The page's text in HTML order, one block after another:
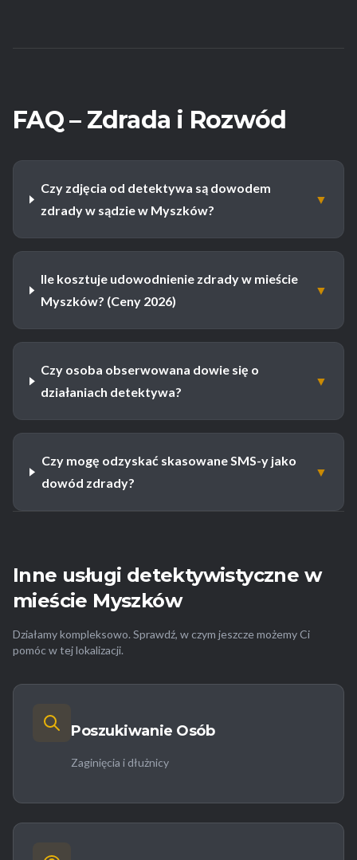
FAQ – Zdrada i Rozwód
Czy zdjęcia od detektywa są dowodem
zdrady w sądzie w Myszków?
▼
Ile kosztuje udowodnienie zdrady w mieście
Myszków? (Ceny 2026)
▼
Czy osoba obserwowana dowie się o
działaniach detektywa?
▼
Czy mogę odzyskać skasowane SMS-y jako
dowód zdrady?
▼
Inne usługi detektywistyczne w
mieście Myszków
Działamy kompleksowo. Sprawdź, w czym jeszcze możemy Ci
pomóc w tej lokalizacji.
Poszukiwanie Osób
Zaginięcia i dłużnicy